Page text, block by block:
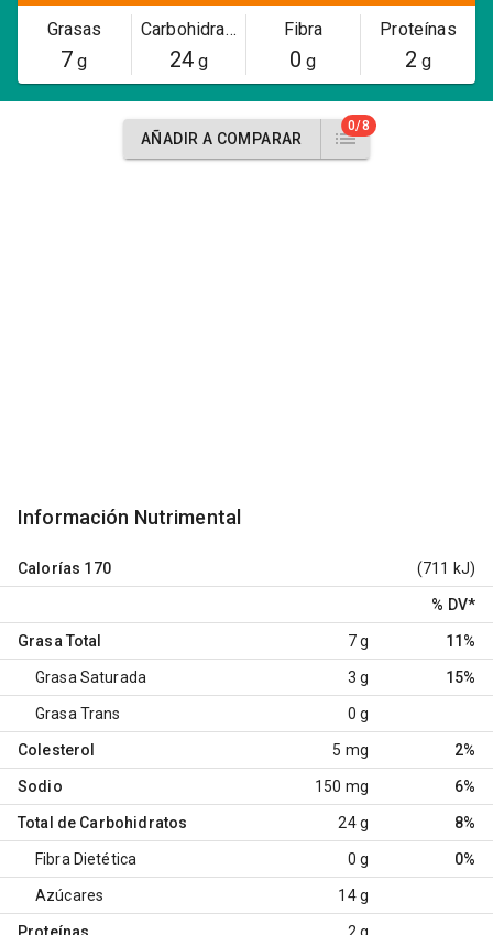
Grasas
7 g
Carbohidratos
24g
Fibra
0 g
Proteínas
2 g
AÑADIR A COMPARAR
0/8
Información Nutrimental
Calorías 170 (711 kJ)
% DV*
Grasa Total 7 g 11%
Grasa Saturada 3 g 15%
Grasa Trans 0 g
Colesterol 5 mg 2%
Sodio 150 mg 6%
Total de Carbohidratos 24 g 8%
Fibra Dietética 0 g 0%
Azúcares 14 g
Proteínas 2 g